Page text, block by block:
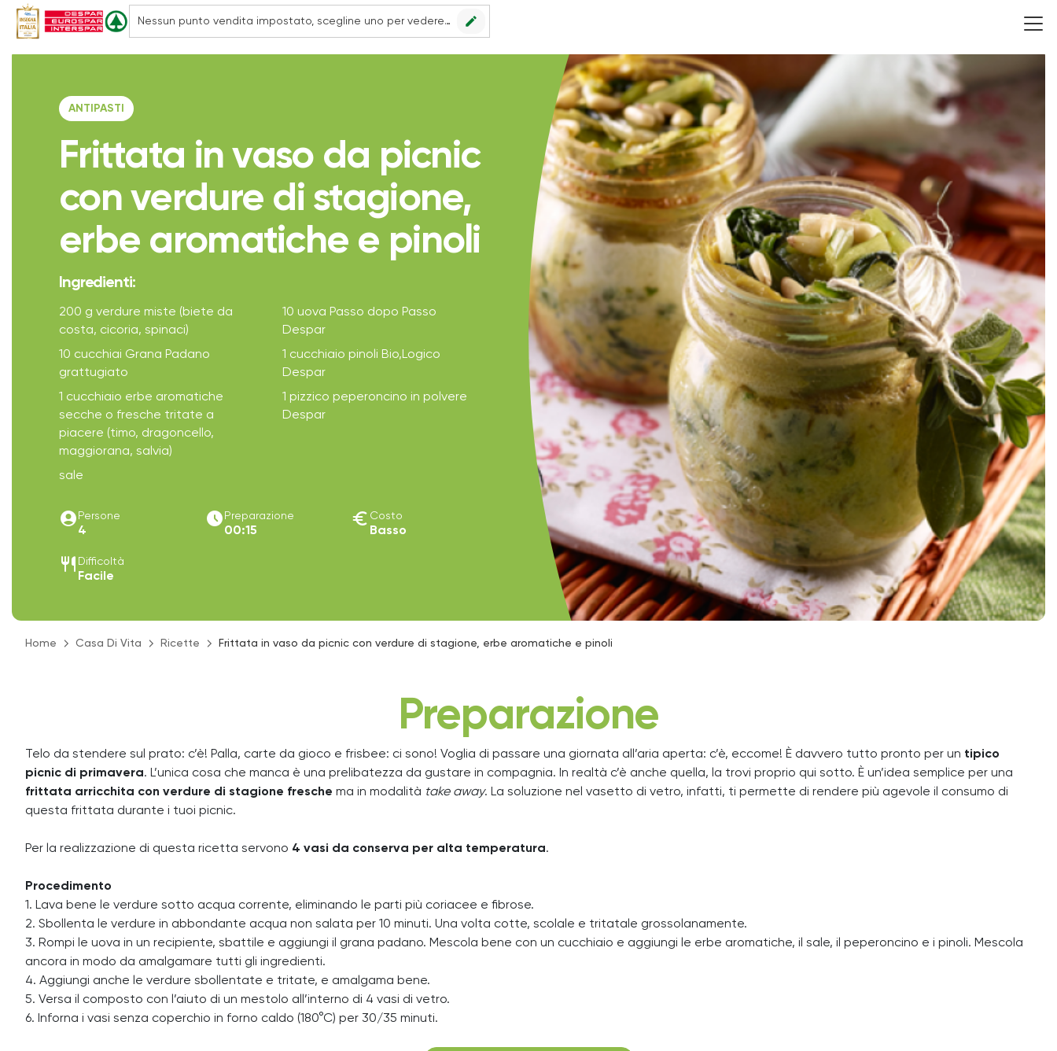
Nessun punto vendita impostato, scegline uno per vedere le offerte. edit
ANTIPASTI
Frittata in vaso da picnic
con verdure di stagione,
erbe aromatiche e pinoli
Ingredienti:
200 g verdure miste (biete da
costa, cicoria, spinaci)
10 uova Passo dopo Passo
Despar
10 cucchiai Grana Padano
grattugiato
1 cucchiaio pinoli Bio,Logico
Despar
1 cucchiaio erbe aromatiche
secche o fresche tritate a
piacere (timo, dragoncello,
maggiorana, salvia)
1 pizzico peperoncino in polvere
Despar
sale
account_circle Persone
4
access_time_filled Preparazione
00:15
euro Costo
Basso
restaurant Difficoltà
Facile
Home Casa Di Vita Ricette Frittata in vaso da picnic con verdure di stagione, erbe aromatiche e pinoli
Preparazione
Telo da stendere sul prato: c’è! Palla, carte da gioco e frisbee: ci sono! Voglia di passare una giornata all’aria aperta: c’è, eccome! È davvero tutto pronto per un tipico
picnic di primavera. L’unica cosa che manca è una prelibatezza da gustare in compagnia. In realtà c’è anche quella, la trovi proprio qui sotto. È un’idea semplice per una
frittata arricchita con verdure di stagione fresche ma in modalità take away. La soluzione nel vasetto di vetro, infatti, ti permette di rendere più agevole il consumo di
questa frittata durante i tuoi picnic.
Per la realizzazione di questa ricetta servono 4 vasi da conserva per alta temperatura.
Procedimento
1. Lava bene le verdure sotto acqua corrente, eliminando le parti più coriacee e fibrose.
2. Sbollenta le verdure in abbondante acqua non salata per 10 minuti. Una volta cotte, scolale e tritatale grossolanamente.
3. Rompi le uova in un recipiente, sbattile e aggiungi il grana padano. Mescola bene con un cucchiaio e aggiungi le erbe aromatiche, il sale, il peperoncino e i pinoli. Mescola
ancora in modo da amalgamare tutti gli ingredienti.
4. Aggiungi anche le verdure sbollentate e tritate, e amalgama bene.
5. Versa il composto con l’aiuto di un mestolo all’interno di 4 vasi di vetro.
6. Inforna i vasi senza coperchio in forno caldo (180°C) per 30/35 minuti.